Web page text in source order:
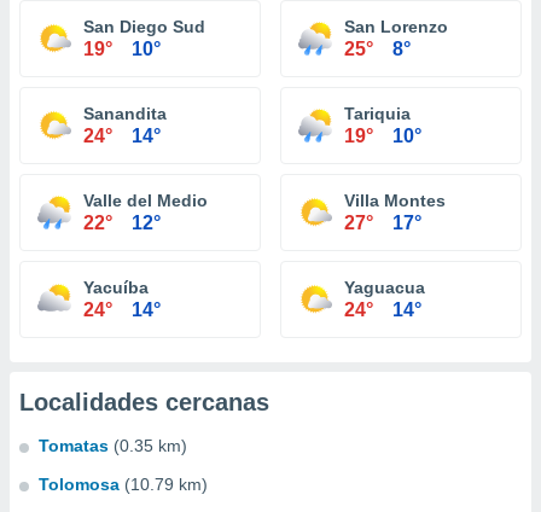
San Diego Sud
19° 10°
San Lorenzo
25° 8°
Sanandita
24° 14°
Tariquia
19° 10°
Valle del Medio
22° 12°
Villa Montes
27° 17°
Yacuíba
24° 14°
Yaguacua
24° 14°
Localidades cercanas
Tomatas (0.35 km)
Tolomosa (10.79 km)